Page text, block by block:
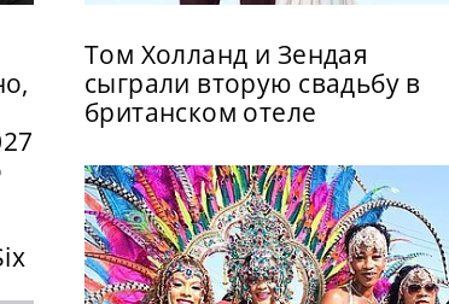
Том Холланд и Зендая
сыграли вторую свадьбу в
британском отеле